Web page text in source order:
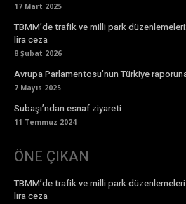
17 Mart 2025
TBMM’de trafik ve milli park
lira ceza
8 Şubat 2026
Avrupa Parlamentosu’nun Türkiye
7 Mayıs 2025
Subaşı’ndan esnaf ziyareti
11 Temmuz 2024
ÖNE ÇIKAN
TBMM’de trafik ve milli park
lira ceza